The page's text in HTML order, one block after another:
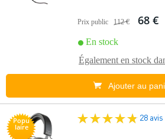
Prix public 112 € 68 €
En stock
Également en stock
Ajouter au
Popu
laire
28 avis